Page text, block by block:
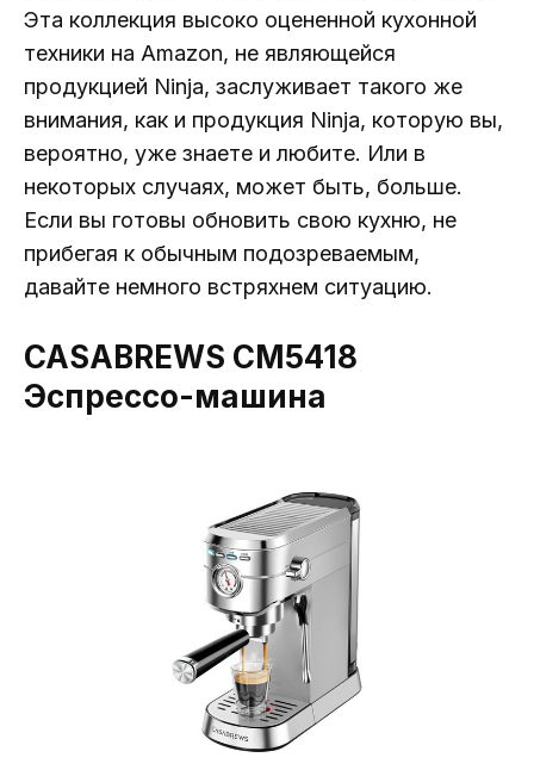
Эта коллекция высоко оцененной кухонной
техники на Amazon, не являющейся
продукцией Ninja, заслуживает такого же
внимания, как и продукция Ninja, которую вы,
вероятно, уже знаете и любите. Или в
некоторых случаях, может быть, больше.
Если вы готовы обновить свою кухню, не
прибегая к обычным подозреваемым,
давайте немного встряхнем ситуацию.
CASABREWS CM5418
Эспрессо-машина